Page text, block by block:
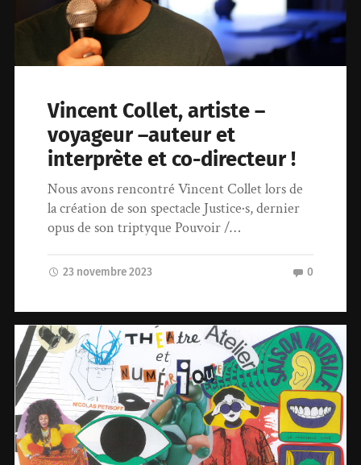
Vincent Collet, artiste –
voyageur –auteur et
interprète et co-directeur !
Nous avons rencontré Vincent Collet lors de
la création de son spectacle Justice·s, dernier
opus de son triptyque Pouvoir /…
23 novembre 2023 0